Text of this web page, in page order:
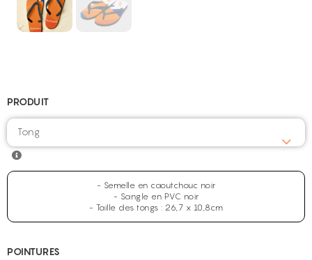
PRODUIT
Tong
- Semelle en caoutchouc noir
- Sangle en PVC noir
- Taille des tongs : 26,7 x 10,8cm
POINTURES